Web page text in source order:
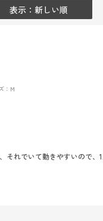
表示：新しい順
：M
それでいて動きやすいので